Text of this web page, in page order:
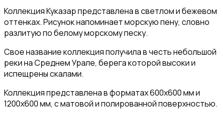
Коллекция Куказар представлена в светлом и бежевом
оттенках. Рисунок напоминает морскую пену, словно
разлитую по белому морскому песку.
Свое название коллекция получила в честь небольшой
реки на Среднем Урале, берега которой высоки и
испещрены скалами.
Коллекция представлена в форматах 600х600 мм и
1200х600 мм, с матовой и полированной поверхностью.